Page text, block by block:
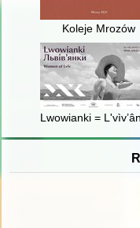
Koleje Mrozów
Lwowianki =